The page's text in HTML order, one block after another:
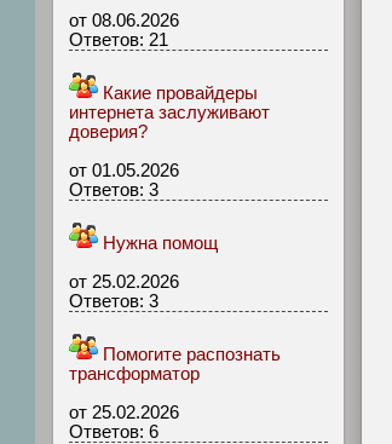
от 08.06.2026
Ответов: 21
Какие провайдеры
интернета заслуживают
доверия?
от 01.05.2026
Ответов: 3
Нужна помощ
от 25.02.2026
Ответов: 3
Помогите распознать
трансформатор
от 25.02.2026
Ответов: 6